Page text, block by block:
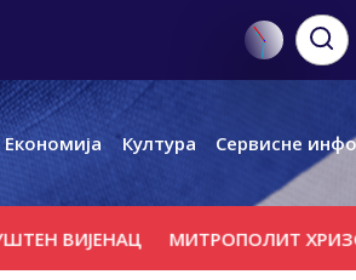
Економија Култура Сервисне
МИТРОПОЛИТ ХРИЗОСТОМ: